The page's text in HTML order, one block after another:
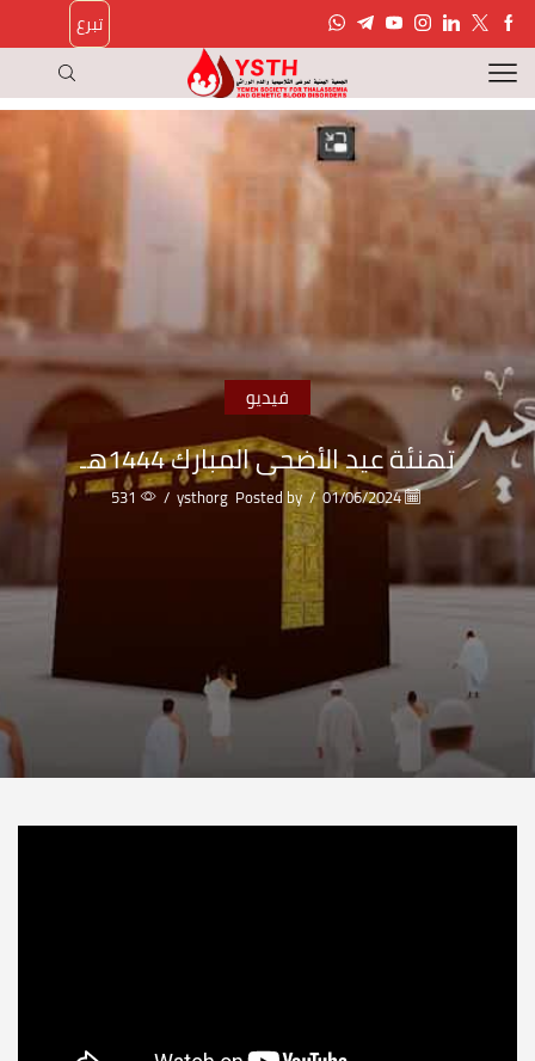
تبرع
فيديو
تهنئة عيد الأضحى المبارك 1444هـ
01/06/2024
/
Posted by
ysthorg
/
531